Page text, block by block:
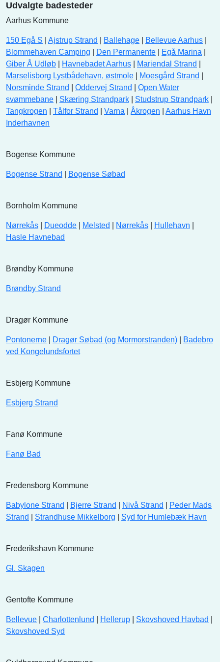
Udvalgte badesteder
Aarhus Kommune
150 Egå S Ajstrup Strand Ballehage Bellevue Aarhus
Blommehaven Camping
Den Permanente Egå Marina
Giber Å Udløb
Havnebadet Aarhus Mariendal Strand
Marselisborg Lystbådehavn, østmole
Moesgård Strand
Norsminde Strand
Oddervej Strand
Open Water
svømmebane
Skæring Strandpark Studstrup Strandpark
Tangkrogen
Tålfor Strand Varna Åkrogen
Aarhus Havn
Inderhavnen
Bogense Kommune
Bogense Strand Bogense Søbad
Bornholm Kommune
Nørrekås Dueodde Melsted Nørrekås Hullehavn
Hasle Havnebad
Brøndby Kommune
Brøndby Strand
Dragør Kommune
Pontonerne Dragør Søbad (og Mormorstranden)
Badebro
ved Kongelundsfortet
Esbjerg Kommune
Esbjerg Strand
Fanø Kommune
Fanø Bad
Fredensborg Kommune
Babylone Strand Bjerre Strand Nivå Strand
Peder Mads
Strand
Strandhuse Mikkelborg Syd for Humlebæk Havn
Frederikshavn Kommune
Gl. Skagen
Gentofte Kommune
Bellevue Charlottenlund Hellerup Skovshoved Havbad
Skovshoved Syd